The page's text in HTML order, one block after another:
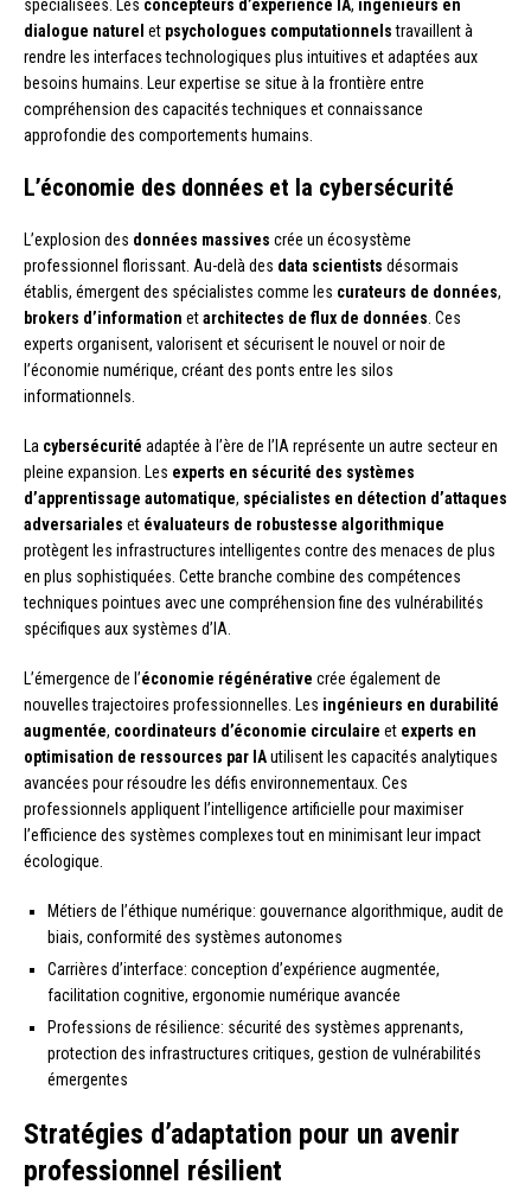
spécialisées. Les concepteurs d’expérience IA, ingénieurs en
dialogue naturel et psychologues computationnelstravaillent à
rendre les interfaces technologiques plus intuitives et adaptées aux
besoins humains. Leur expertise se situe à la frontière entre
compréhension des capacités techniques et connaissance
approfondie des comportements humains.
L’économie des données et la cybersécurité
L’explosion des données massives crée un écosystème
professionnel florissant. Au-delà des data scientists désormais
établis, émergent des spécialistes comme les curateurs de données,
brokers d’information etarchitectes de flux de données . Ces
experts organisent, valorisent et sécurisent le nouvel or noir de
l’économie numérique, créant des ponts entre les silos
informationnels.
La cybersécurité adaptée à l’ère de l’IA représente un autre secteur en
pleine expansion. Les experts en sécurité des systèmes
d’apprentissage automatique, spécialistes en détection d’attaques
adversariales et évaluateurs de robustesse algorithmique
protègent les infrastructures intelligentes contre des menaces de plus
en plus sophistiquées. Cette branche combine des compétences
techniques pointues avec une compréhension fine des vulnérabilités
spécifiques aux systèmes d’IA.
L’émergence de l’économie régénérative crée également de
nouvelles trajectoires professionnelles. Les ingénieurs en durabilité
augmentée, coordinateurs d’économie circulaire et experts en
optimisation de ressources par IAutilisent les capacités analytiques
avancées pour résoudre les défis environnementaux. Ces
professionnels appliquent l’intelligence artificielle pour maximiser
l’efficience des systèmes complexes tout en minimisant leur impact
écologique.
Métiers de l’éthique numérique: gouvernance algorithmique, audit de
biais, conformité des systèmes autonomes
Carrières d’interface: conception d’expérience augmentée,
facilitation cognitive, ergonomie numérique avancée
Professions de résilience: sécurité des systèmes apprenants,
protection des infrastructures critiques, gestion de vulnérabilités
émergentes
Stratégies d’adaptation pour un avenir
professionnel résilient